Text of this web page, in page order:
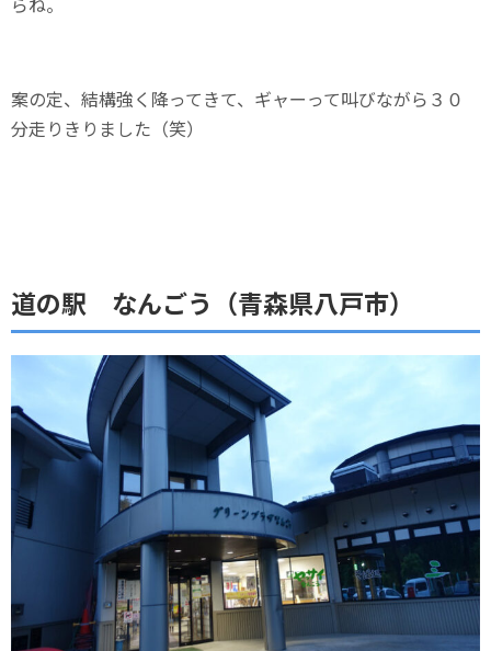
案の定、結構強く降ってきて、ギャーって叫びながら３０
分走りきりました（笑）
道の駅 なんごう（青森県八戸市）